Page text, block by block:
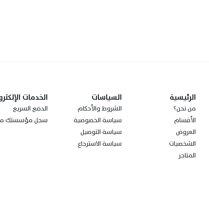
الرئيسية
من نحن؟
الأقسام
العروض
الشخصيات
المتاجر
السياسات
الشروط والأحكام
سياسة الخصوصية
سياسة التوصيل
سياسة الاسترجاع
الخدمات
الدفع السريع
سجل مؤسستك